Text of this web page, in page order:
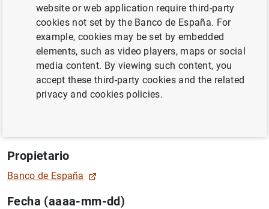
Ámbito de aplicación y objetivo de la taxonomía
Estados financieros consolidados reservados FC 140, FC
200 y FC 201 regulados en el Anejo 5 de la Circular
4/2017, de 27 de noviembre, del Banco de España, a
entidades de crédito, sobre normas de información
Propietario
Banco de España
Fecha (aaaa-mm-dd)
website or web application require third-party
cookies not set by the Banco de España. For
example, cookies may be set by embedded
elements, such as video players, maps or social
media content. By viewing such content, you
accept these third-party cookies and the related
privacy and cookies policies.